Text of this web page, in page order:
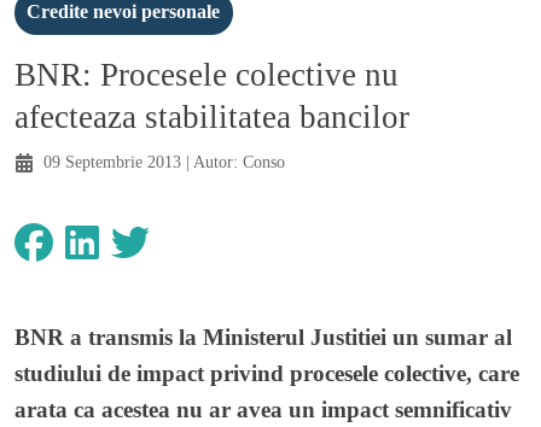
Credite nevoi personale
BNR: Procesele colective nu
afecteaza stabilitatea bancilor
09 Septembrie 2013 | Autor: Conso
BNR a transmis la Ministerul Justitiei un sumar al
studiului de impact privind procesele colective, care
arata ca acestea nu ar avea un impact semnificativ